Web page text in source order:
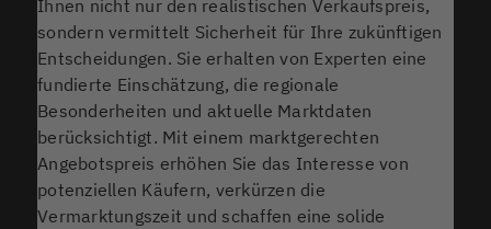
Ihnen nicht nur den realistischen Verkaufspreis,
sondern vermittelt Sicherheit für Ihre zukünftigen
Entscheidungen. Sie erhalten von Experten eine
fundierte Einschätzung, die regionale
Besonderheiten und aktuelle Marktdaten
berücksichtigt. Mit einem marktgerechten
Angebotspreis erhöhen Sie das Interesse von
potenziellen Käufern, verkürzen die
Vermarktungszeit und schaffen eine solide